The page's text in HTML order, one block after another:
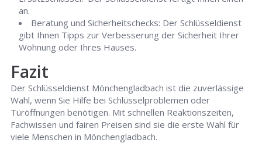
an.
Beratung und Sicherheitschecks: Der Schlüsseldienst
gibt Ihnen Tipps zur Verbesserung der Sicherheit Ihrer
Wohnung oder Ihres Hauses.
Fazit
Der Schlüsseldienst Mönchengladbach ist die zuverlässige
Wahl, wenn Sie Hilfe bei Schlüsselproblemen oder
Türöffnungen benötigen. Mit schnellen Reaktionszeiten,
Fachwissen und fairen Preisen sind sie die erste Wahl für
viele Menschen in Mönchengladbach.